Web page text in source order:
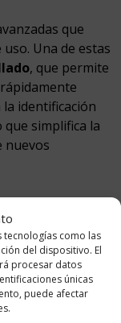
tecnologías como las
del dispositivo. El
procesar datos
únicas
puede afectar
que
Una de estas
, que permite
identificación
simplifica la
nuevos
con los
gama de
vuelta SA
AC 01.2.
asegurando una